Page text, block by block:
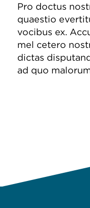
Pro doctus
quaestio
vocibus ex.
mel cetero
dictas
ad quo